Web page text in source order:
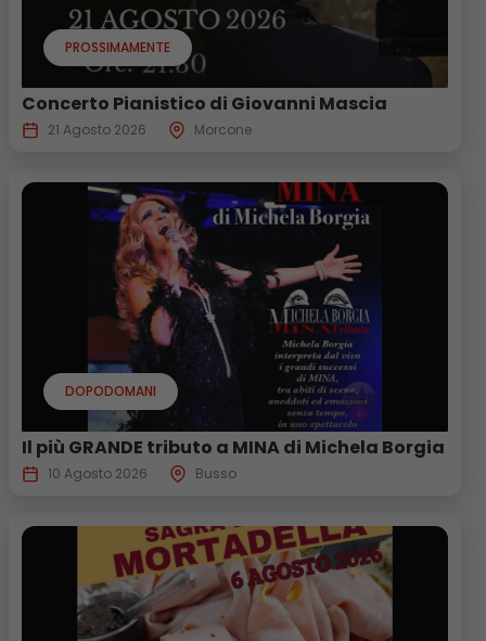
PROSSIMAMENTE
Concerto Pianistico di Giovanni Mascia
21 Agosto 2026 Morcone
DOPODOMANI
Il più GRANDE tributo a MINA di Michela Borgia
10 Agosto 2026 Busso